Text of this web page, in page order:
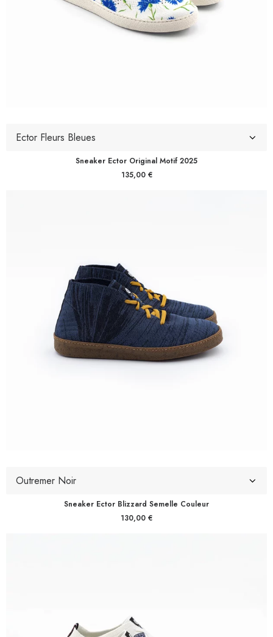
Sneaker Ector Original Motif 2025
135,00 €
Sneaker Ector Blizzard Semelle Couleur
130,00 €